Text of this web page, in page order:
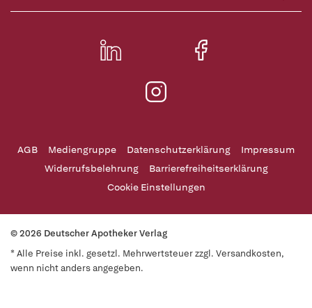
AGB Mediengruppe Datenschutzerklärung
Impressum
Widerrufsbelehrung
Barrierefreiheitserklärung
Cookie Einstellungen
© 2026 Deutscher Apotheker Verlag
* Alle Preise inkl. gesetzl. Mehrwertsteuer zzgl. Versandkosten,
wenn nicht anders angegeben.